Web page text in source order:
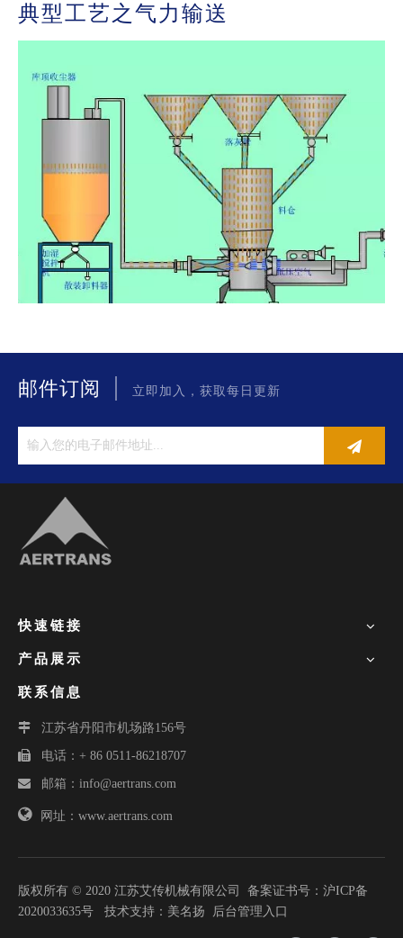
典型工艺之气力输送
邮件订阅 | 立即加入，获取每日更新
快速链接
产品展示
联系信息
 江苏省丹阳市机场路156号
 电话：+ 86 0511-86218707
 邮箱： info@aertrans.com
 网址：www.aertrans.com
版权所有 © 2020 江苏艾传机械有限公司 备案证书号： 沪ICP备
2020033635号 技术支持： 美名扬 后台管理入口